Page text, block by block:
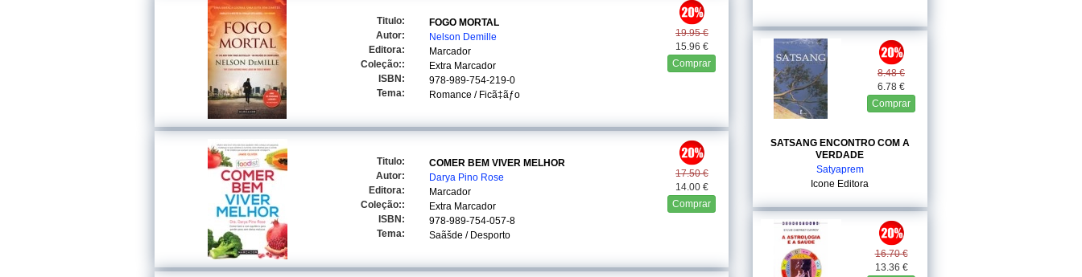
19.95 €
15.96 €
Comprar
Titulo:
FOGO MORTAL
Autor:
Nelson Demille
Editora:
Marcador
Coleção::
Extra Marcador
ISBN:
978-989-754-219-0
Tema:
Romance / Ficã‡ãƒo
17.50 €
14.00 €
Comprar
Titulo:
COMER BEM VIVER MELHOR
Autor:
Darya Pino Rose
Editora:
Marcador
Coleção::
Extra Marcador
ISBN:
978-989-754-057-8
Tema:
Saãšde / Desporto
8.48 €
6.78 €
Comprar
SATSANG ENCONTRO COM A
VERDADE
Satyaprem
Icone Editora
16.70 €
13.36 €